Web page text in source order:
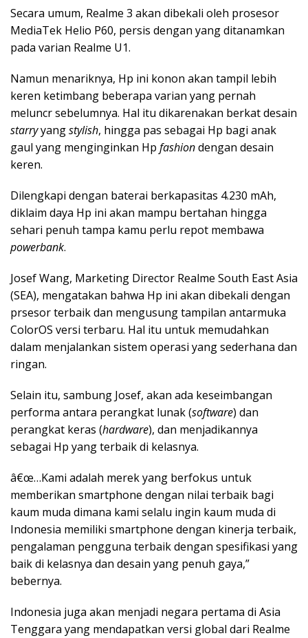
Secara umum, Realme 3 akan dibekali oleh prosesor
MediaTek Helio P60, persis dengan yang ditanamkan
pada varian Realme U1.
Namun menariknya, Hp ini konon akan tampil lebih
keren ketimbang beberapa varian yang pernah
meluncr sebelumnya. Hal itu dikarenakan berkat desain
starryyangstylish, hingga pas sebagai Hp bagi anak
gaul yang menginginkan Hp fashiondengan desain
keren.
Dilengkapi dengan baterai berkapasitas 4.230 mAh,
diklaim daya Hp ini akan mampu bertahan hingga
sehari penuh tampa kamu perlu repot membawa
powerbank.
Josef Wang, Marketing Director Realme South East Asia
(SEA), mengatakan bahwa Hp ini akan dibekali dengan
prsesor terbaik dan mengusung tampilan antarmuka
ColorOS versi terbaru. Hal itu untuk memudahkan
dalam menjalankan sistem operasi yang sederhana dan
ringan.
Selain itu, sambung Josef, akan ada keseimbangan
performa antara perangkat lunak (software) dan
perangkat keras (hardware), dan menjadikannya
sebagai Hp yang terbaik di kelasnya.
â€œ…Kami adalah merek yang berfokus untuk
memberikan smartphone dengan nilai terbaik bagi
kaum muda dimana kami selalu ingin kaum muda di
Indonesia memiliki smartphone dengan kinerja terbaik,
pengalaman pengguna terbaik dengan spesifikasi yang
baik di kelasnya dan desain yang penuh gaya,”
bebernya.
Indonesia juga akan menjadi negara pertama di Asia
Tenggara yang mendapatkan versi global dari Realme